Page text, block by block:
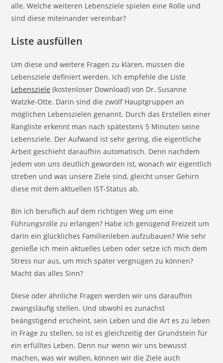
alle. Welche weiteren Lebensziele spielen eine Rolle und
sind diese miteinander vereinbar?
Liste ausfüllen
Um diese und weitere Fragen zu klären, müssen die
Lebensziele definiert werden. Ich empfehle die Liste
Lebensziele (kostenloser Download) von Dr. Susanne
Watzke-Otte. Darin sind die zwölf Hauptgruppen an
möglichen Lebenszielen genannt. Durch das Erstellen einer
Rangliste erkennt man nach spätestens 5 Minuten seine
Lebensziele. Der Aufwand ist sehr gering, die eigentliche
Arbeit geschieht daraufhin automatisch. Denn nachdem
jedem von uns deutlich geworden ist, wonach wir eigentlich
streben und was unsere Ziele sind, gleicht unser Gehirn
diese mit dem aktuellen IST-Status ab.
Bin ich beruflich auf dem richtigen Weg um eine
Führungsrolle zu erlangen? Habe ich genügend Freizeit um
darin ein glückliches Familienleben aufzubauen? Wie sehr
genieße ich mein aktuelles Leben oder setze ich mich dem
Stress nur aus, um mich später vergnügen zu können?
Macht das alles Sinn?
Diese oder ähnliche Fragen werden wir uns daraufhin
zwangsläufig stellen. Und obwohl es zunächst
beängstigend erscheint, sein Leben und die Art es zu leben
in Frage zu stellen, so ist es gleichzeitig der Grundstein für
ein erfülltes Leben. Denn nur wenn wir uns bewusst
machen, was wir wollen, können wir die Ziele auch